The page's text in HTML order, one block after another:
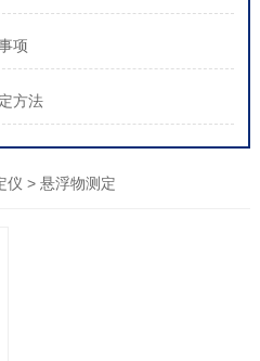
项
方法
仪 > 悬浮物测定